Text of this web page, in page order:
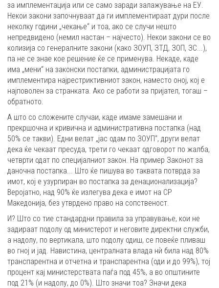
за имплементација или се само заради залажување на ЕУ.
Некои закони започнуваат да ги имплементираат дури после
неколку години „чекање“ и тоа, ако се случи нешто
непредвидено (немил настан – најчесто). Некои закони се во
колизија со генералните закони (како ЗОУП, ЗТД, ЗОП, ЗС...),
па не се знае кое решение ќе се применува. Некаде, каде
има „мени“ на законски постапки, администрацијата го
имплементира најрестриктивниот закон, наместо оној, кој е
најповолен за странката. Ако се работи за пријател, тогаш –
обратното.
А што со сложените случаи, каде имаме замешани и
прекршочна и кривична и административна постапка (над
50% се такви). Едни велат „јас одам по ЗОУП“, други велат
дека ќе чекаат пресуда, трети го чекаат одговорот по жалба,
четврти одат по специјалниот закон. На пример Законот за
даночна постапка... Што ќе пишува во таквата потврда за
имот, кој е узурпиран во постапка за денационализација?
Веројатно, над 90% ќе излегува дека е имот на СР
Македонија, без утврдено право на сопственост.
И? Што со тие стандардни правила за управување, кои не
задираат подолу од министерот и неговите директни служби,
а надолу, по вертикала, што подолу одиш, се повеќе пливаш
во гној и јад. Навистина, централната влада нѝ била над 80%
транспарентна и отчетна и транспарентна (оди и до 99%), тој
процент кај министерствата паѓа под 45%, а во општините
под 21% (и надолу, до 0%). Што значи тоа? Значи дека